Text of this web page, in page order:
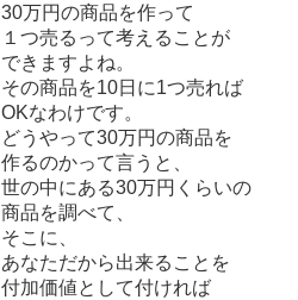
30万円の商品を作って
１つ売るって考えることが
できますよね。
その商品を10日に1つ売れば
OKなわけです。
どうやって30万円の商品を
作るのかって言うと、
世の中にある30万円くらいの
商品を調べて、
そこに、
あなただから出来ることを
付加価値として付ければ